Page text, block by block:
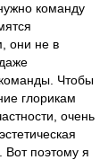
команду
они не в
Чтобы
глорикам
очень
Вот поэтому я